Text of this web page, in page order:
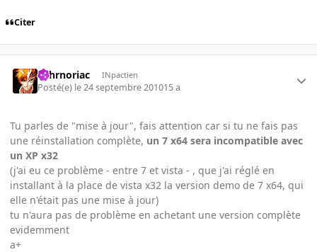
Citer
Tohrnoriac INpactien
Posté(e) le 24 septembre 201015 a
Tu parles de "mise à jour", fais attention car si tu ne fais pas
une réinstallation complète, un 7 x64 sera incompatible avec
un XP x32
(j'ai eu ce problème - entre 7 et vista - , que j'ai réglé en
installant à la place de vista x32 la version demo de 7 x64, qui
elle n'était pas une mise à jour)
tu n'aura pas de problème en achetant une version complète
evidemment
a+